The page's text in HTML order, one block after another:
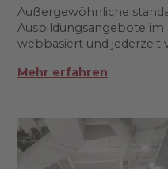
Außergewöhnliche
Ausbildungsangebote im
webbasiert und jederzeit
Mehr erfahren